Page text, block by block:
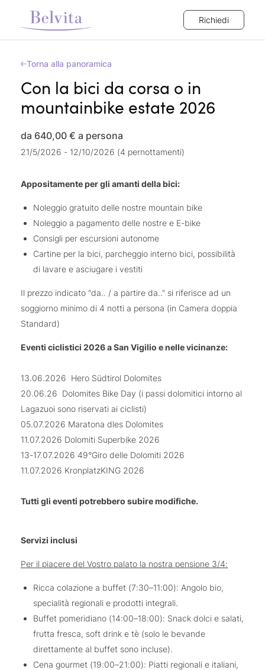
Richiedi
Torna alla panoramica
Con la bici da corsa o in
mountainbike estate 2026
da 640,00 € a persona
21/5/2026 - 12/10/2026 (4 pernottamenti)
Appositamente per gli amanti della bici:
Noleggio gratuito delle nostre mountain bike
Noleggio a pagamento delle nostre e E-bike
Consigli per escursioni autonome
Cartine per la bici, parcheggio interno bici, possibilità
di lavare e asciugare i vestiti
Il prezzo indicato "da.. / a partire da.." si riferisce ad un
soggiorno minimo di 4 notti a persona (in Camera doppia
Standard)
Eventi ciclistici 2026 a San Vigilio e nelle vicinanze:
13.06.2026 Hero Südtirol Dolomites
20.06.26 Dolomites Bike Day (i passi dolomitici intorno al
Lagazuoi sono riservati ai ciclisti)
05.07.2026 Maratona dles Dolomites
11.07.2026 Dolomiti Superbike 2026
13-17.07.2026 49°Giro delle Dolomiti 2026
11.07.2026 KronplatzKING 2026
Tutti gli eventi potrebbero subire modifiche.
Servizi inclusi
Per il piacere del Vostro palato la nostra pensione 3/4:
Ricca colazione a buffet (7:30–11:00): Angolo bio,
specialità regionali e prodotti integrali.
Buffet pomeridiano (14:00–18:00): Snack dolci e salati,
frutta fresca, soft drink e tè (solo le bevande
direttamente al buffet sono incluse).
Cena gourmet (19:00–21:00): Piatti regionali e italiani,